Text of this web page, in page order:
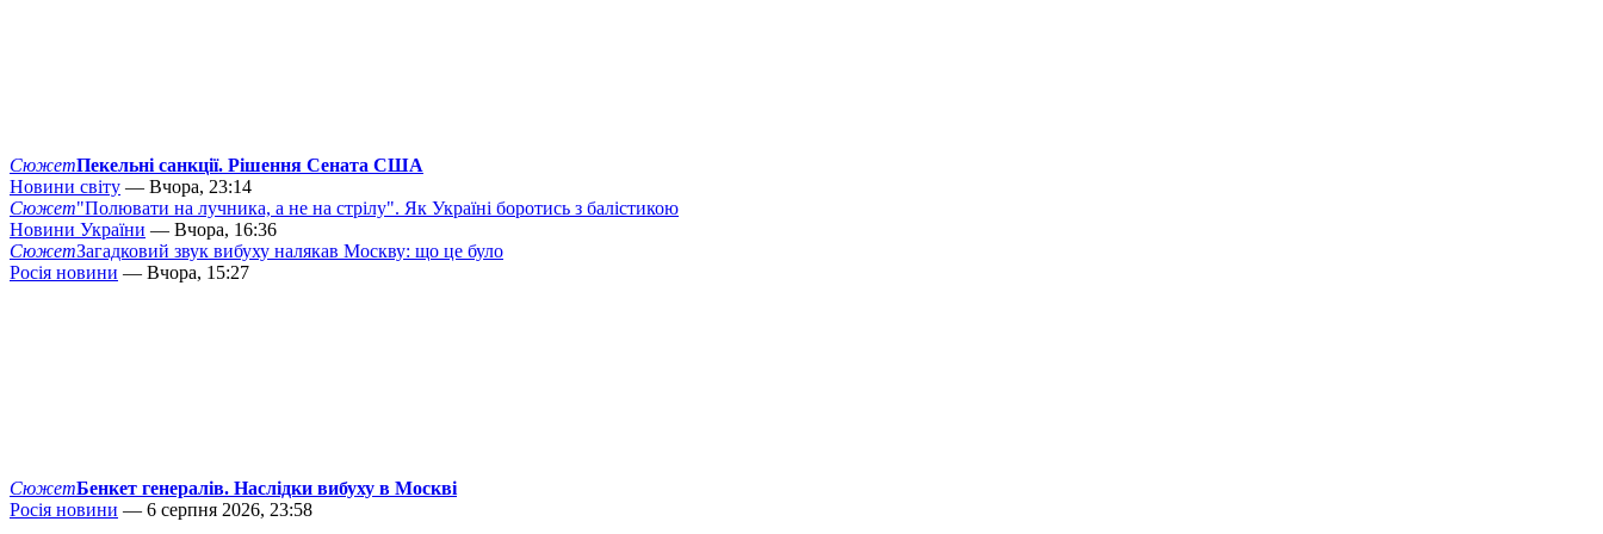
СюжетПекельні санкції. Рішення Сената США
Новини світу — Вчора, 23:14
Сюжет"Полювати на лучника, а не на стрілу". Як Україні боротись з балістикою
Новини України — Вчора, 16:36
СюжетЗагадковий звук вибуху налякав Москву: що це було
Росія новини — Вчора, 15:27
СюжетБенкет генералів. Наслідки вибуху в Москві
Росія новини — 6 серпня 2026, 23:58